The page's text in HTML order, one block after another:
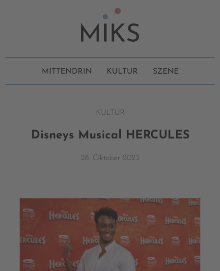
MITTENDRIN KULTUR SZENE
KULTUR
Disneys Musical HERCULES
28. Oktober 2023